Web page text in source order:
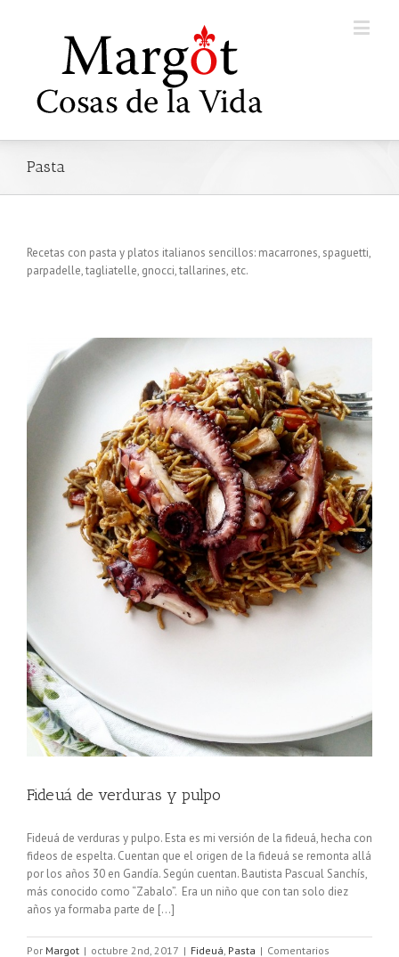
Pasta
Recetas con pasta y platos italianos sencillos: macarrones, spaguetti,
parpadelle, tagliatelle, gnocci, tallarines, etc.
Fideuá de verduras y pulpo
Fideuá de verduras y pulpo. Esta es mi versión de la fideuá, hecha con
fideos de espelta. Cuentan que el origen de la fideuá se remonta allá
por los años 30 en Gandía. Según cuentan. Bautista Pascual Sanchís,
más conocido como “Zabalo”. Era un niño que con tan solo diez
años ya formaba parte de [...]
Por Margot | octubre 2nd, 2017 | Fideuá, Pasta | Comentarios